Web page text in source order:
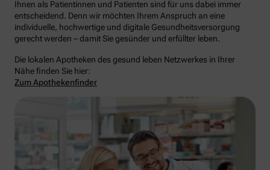
Ihnen als Patientinnen und Patienten sind für uns dabei immer
entscheidend. Denn wir möchten Ihrem Anspruch an eine
individuelle, hochwertige und digitale Gesundheitsversorgung
gerecht werden – damit Sie gesünder und erfüllter leben.
Die lokalen Apotheken des gesund leben Netzwerkes in Ihrer
Nähe finden Sie hier:
Zum Apothekenfinder